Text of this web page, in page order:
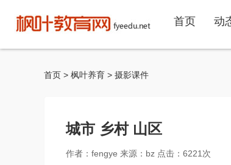
首页 动
首页 > 枫叶养育 > 摄影课件
城市 乡村 山区
作者：fengye 来源：bz 点击： 6221 次